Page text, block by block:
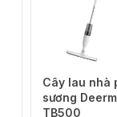
Cây lau nhà
sương
TB500